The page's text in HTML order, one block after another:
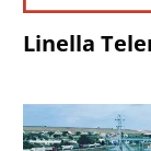
Linella